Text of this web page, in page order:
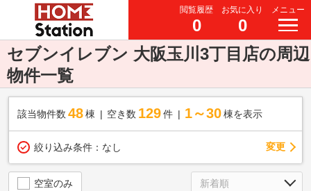
閲覧履歴
0
お気に入り
0
メニュー
セブンイレブン 大阪玉川3丁目店の周辺
物件一覧
該当物件数 48棟 空き数 129 件 1～30 棟を表示
絞り込み条件： なし 変更
空室のみ